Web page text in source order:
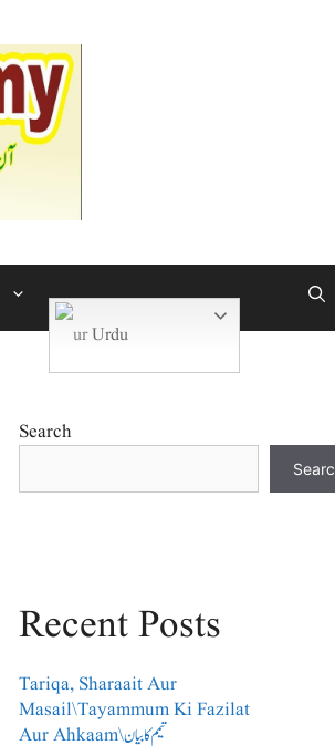
Urdu
Search
Recent Posts
Tariqa, Sharaait Aur
Masail\Tayammum Ki Fazilat
Aur Ahkaam\تیمم کا بیان